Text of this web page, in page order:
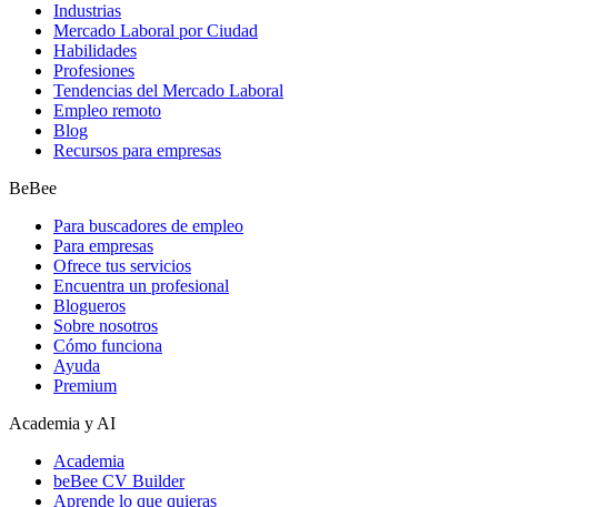
Industrias
Mercado Laboral por Ciudad
Habilidades
Profesiones
Tendencias del Mercado Laboral
Empleo remoto
Blog
Recursos para empresas
BeBee
Para buscadores de empleo
Para empresas
Ofrece tus servicios
Encuentra un profesional
Blogueros
Sobre nosotros
Cómo funciona
Ayuda
Premium
Academia y AI
Academia
beBee CV Builder
Aprende lo que quieras